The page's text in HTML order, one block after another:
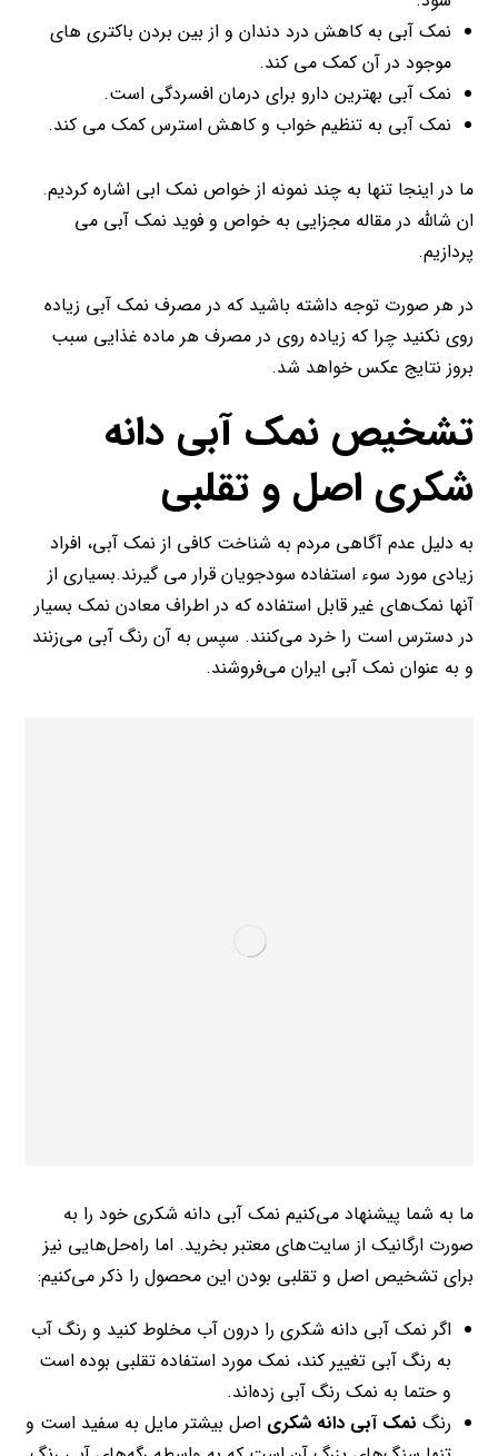
نمک آبی به کاهش درد دندان و از بین بردن باکتری های
موجود در آن کمک می کند.
نمک آبی بهترین دارو برای درمان افسردگی است.
نمک آبی به تنظیم خواب و کاهش استرس کمک می کند.
ما در اینجا تنها به چند نمونه از خواص نمک ابی اشاره کردیم.
ان شالله در مقاله مجزایی به خواص و فوید نمک آبی می
پردازیم.
در هر صورت توجه داشته باشید که در مصرف نمک آبی زیاده
روی نکنید چرا که زیاده روی در مصرف هر ماده غذایی سبب
بروز نتایج عکس خواهد شد.
تشخیص نمک آبی دانه
شکری اصل و تقلبی
به دلیل عدم آگاهی مردم به شناخت کافی از نمک آبی، افراد
زیادی مورد سوء استفاده سودجویان قرار می گیرند.بسیاری از
آنها نمک‌های غیر قابل استفاده که در اطراف معادن نمک بسیار
در دسترس است را خرد می‌کنند. سپس به آن رنگ آبی می‌زنند
و به عنوان نمک آبی ایران می‌فروشند.
ما به شما پیشنهاد می‌کنیم نمک آبی دانه شکری خود را به
صورت ارگانیک از سایت‌های معتبر بخرید. اما راه‌حل‌هایی نیز
برای تشخیص اصل و تقلبی بودن این محصول را ذکر می‌کنیم:
اگر نمک آبی دانه شکری را درون آب مخلوط کنید و رنگ آب
به رنگ آبی تغییر کند، نمک مورد استفاده تقلبی بوده است
و حتما به نمک رنگ آبی زده‌اند.
رنگ نمک آبی دانه شکری اصل بیشتر مایل به سفید است و